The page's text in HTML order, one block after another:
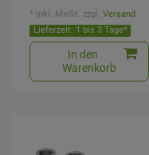
Lieferzeit: 1 bis 3 Tage*
In den
Warenkorb
* inkl. MwSt. zzgl.Versand